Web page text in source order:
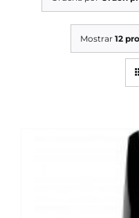
SERVICIOS TALLER
Mostrar 12